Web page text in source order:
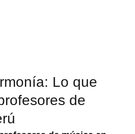
Lo que
de